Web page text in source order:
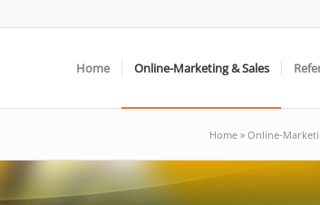
Home Online-Marketing & Sales
Home » Online-